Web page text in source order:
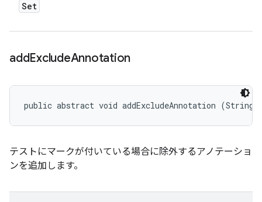
Set
addExcludeAnnotation
public abstract void addExcludeAnnotation (String
テストにマークが付いている場合に除外するアノテーショ
ンを追加します。